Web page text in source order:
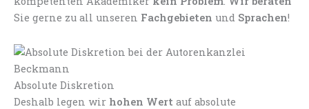
Sie gerne zu all unseren Fachgebieten und Sprachen!
Absolute Diskretion
Deshalb legen wir hohen Wert auf absolute